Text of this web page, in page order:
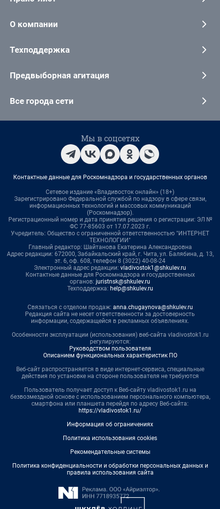
О компании
Техподдержка
Предвыборная агитация
Все города сети
Мы в соцсетях
Контактные данные для Роскомнадзора и государственных органов
Сетевое издание «Владивосток онлайн» (18+)
Зарегистрировано Федеральной службой по надзору в сфере связи,
информационных технологий и массовых коммуникаций
(Роскомнадзор).
Регистрационный номер и дата принятия решения о регистрации: ЭЛ №
ФС 77-85603 от 17.07.2023 г.
Учредитель: Общество с ограниченной ответственностью "ИНТЕРНЕТ
ТЕХНОЛОГИИ"
Главный редактор: Шайтанова Екатерина Александровна
Адрес редакции: 672000, Забайкальский край, г. Чита, ул. Балябина, д. 13,
эт. 6, оф. 608, телефон 8 (3022) 40-08-24
Электронный адрес редакции: vladivostok1@shkulev.ru
Контактные данные для Роскомнадзора и государственных
органов: juristnsk@shkulev.ru
Техподдержка: help@shkulev.ru
Связаться с отделом продаж: anna.chugaynova@shkulev.ru
Редакция сайта не несет ответственности за достоверность
информации, содержащейся в рекламных объявлениях.
Особенности эксплуатации (использования) веб-сайта vladivostok1.ru
регулируются:
Руководством пользователя
Описанием функциональных характеристик ПО
Веб-сайт распространяется в виде интернет-сервиса, специальные
действия по установке на стороне пользователя не требуются
Пользователь получает доступ к Веб-сайту vladivostok1.ru на
безвозмездной основе с использованием персонального компьютера,
смартфона или планшета перейдя по адресу Веб-сайта:
https://vladivostok1.ru/
Информация об ограничениях
Политика использования cookies
Рекомендательные системы
Политика конфиденциальности и обработки персональных данных и
правила использования сайта